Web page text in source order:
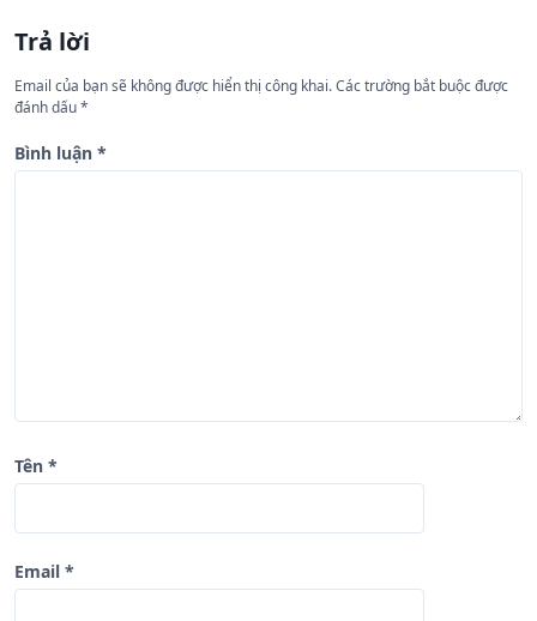
ớ
n
g
b
Trả lời
Email của bạn sẽ không được hiển thị công khai.Các trường bắt buộc được
đánh dấu*
Bình luận *
Tên *
Email *